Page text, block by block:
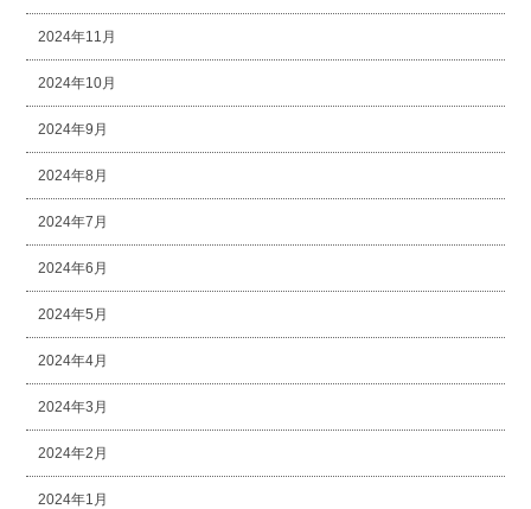
2024年11月
2024年10月
2024年9月
2024年8月
2024年7月
2024年6月
2024年5月
2024年4月
2024年3月
2024年2月
2024年1月